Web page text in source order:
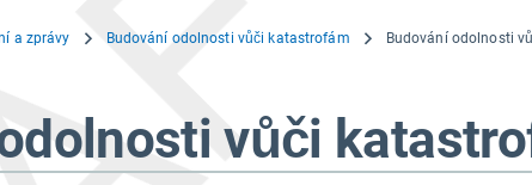
a zprávy Budování odolnosti vůči katastrofám
vůči